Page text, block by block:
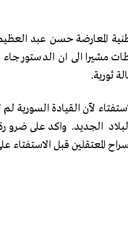
المعارضة حسن عبد العظيم
مشيرا الى ان الدستور جاء
ثورية.
لآن القيادة السورية لم
الجديد. واكد على
المعتقلين قبل الاستفتاء